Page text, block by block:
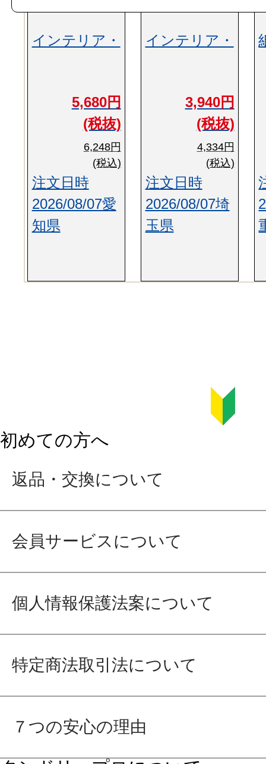
インテリア・
5,680円
(税抜)
6,248円
(税込)
注文日時
2026/08/07愛
知県
インテリア・
3,940円
(税抜)
4,334円
(税込)
注文日時
2026/08/07埼
玉県
初めての方へ
返品・交換について
会員サービスについて
個人情報保護法案について
特定商法取引法について
７つの安心の理由